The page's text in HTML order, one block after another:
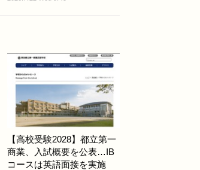
【高校受験2028】都立第一
商業、入試概要を公表…IB
コースは英語面接を実施